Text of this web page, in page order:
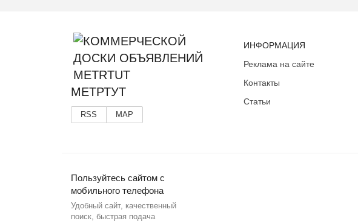
МЕТРТУТ
RSS MAP
ИНФОРМАЦИЯ
Реклама на сайте
Контакты
Статьи
Пользуйтесь сайтом с
мобильного телефона
Удобный сайт, качественный
поиск, быстрая подача